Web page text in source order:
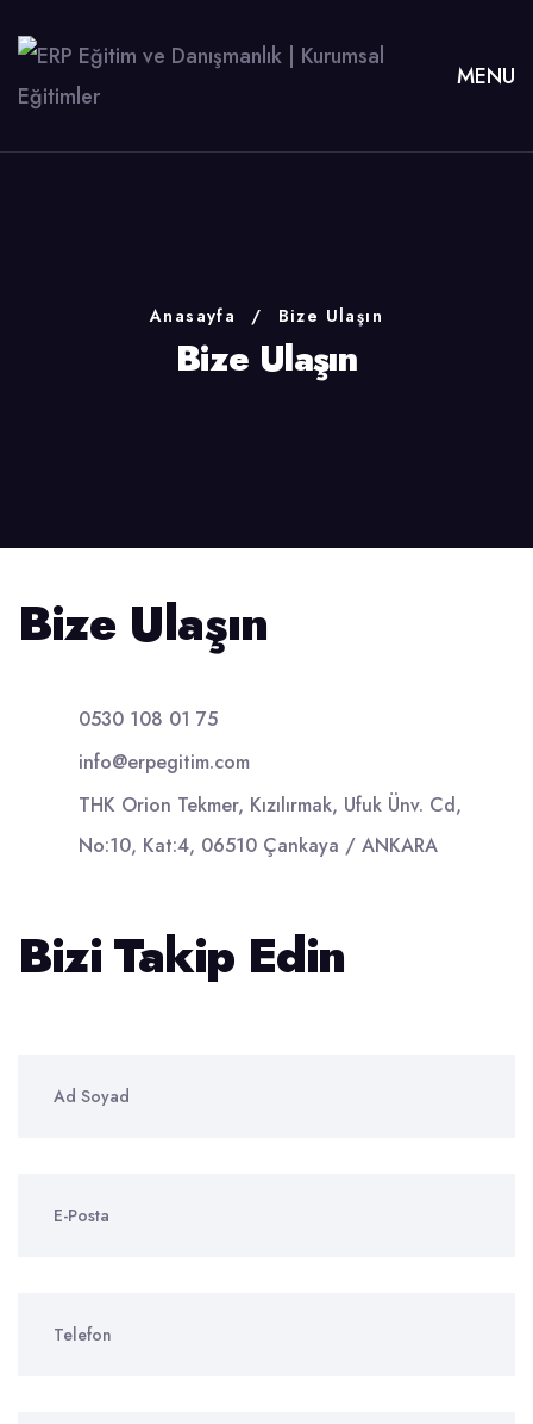
MENU
Anasayfa / Bize Ulaşın
Bize Ulaşın
Bize Ulaşın
0530 108 01 75
info@erpegitim.com
THK Orion Tekmer, Kızılırmak, Ufuk Ünv. Cd,
No:10, Kat:4, 06510 Çankaya / ANKARA
Bizi Takip Edin